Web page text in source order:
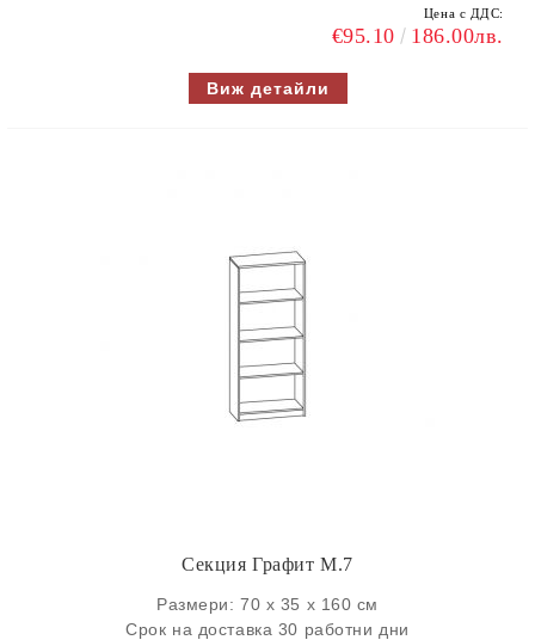
Цена с ДДС:
€95.10 186.00лв.
Виж детайли
Секция Графит M.7
Размери: 70 х 35 х 160 см
Срок на доставка 30 работни дни